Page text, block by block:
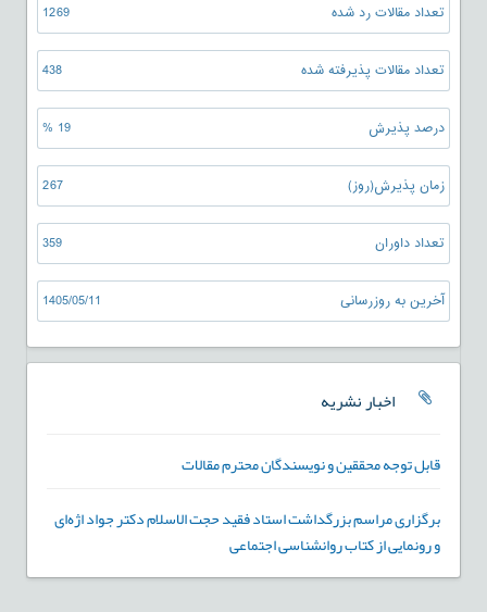
تعداد مقالات رد شده 1269
تعداد مقالات پذیرفته شده 438
درصد پذیرش 19 %
زمان پذیرش(روز) 267
تعداد داوران 359
آخرین به روزرسانی 1405/05/11
اخبار نشریه
قابل توجه محققین و نویسندگان محترم مقالات
برگزاری مراسم بزرگداشت استاد فقید حجت الاسلام دکتر جواد اژه‌ای
و رونمایی از کتاب روانشناسی اجتماعی